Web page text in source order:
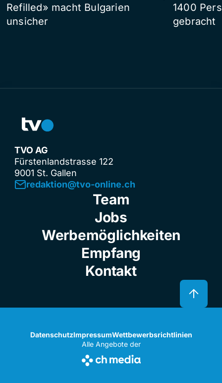
Refilled» macht Bulgarien
unsicher
1400
gebracht
TVO AG
Fürstenlandstrasse 122
9001 St. Gallen
redaktion@tvo-online.ch
Team
Jobs
Werbemöglichkeiten
Empfang
Kontakt
DatenschutzImpressumWettbewerbsrichtlinien
Alle Angebote der